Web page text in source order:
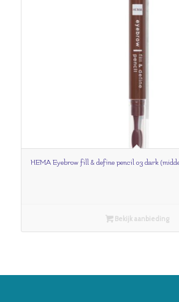
HEMA Eyebrow fill & define pencil 03 dark
Bekijk aanbieding